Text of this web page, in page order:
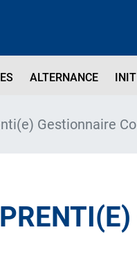
ALTERNANCE
Gestionnaire